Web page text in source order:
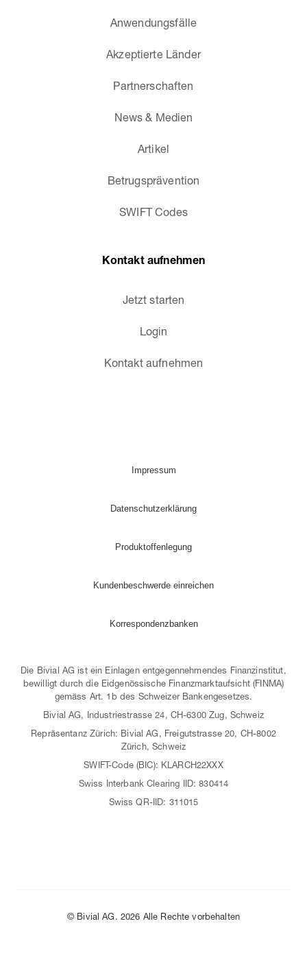
Anwendungsfälle
Akzeptierte Länder
Partnerschaften
News & Medien
Artikel
Betrugsprävention
SWIFT Codes
Kontakt aufnehmen
Jetzt starten
Login
Kontakt aufnehmen
Die Bivial AG ist ein Einlagen entgegennehmendes Finanzinstitut,
bewilligt durch die Eidgenössische Finanzmarktaufsicht (FINMA)
gemäss Art. 1b des Schweizer Bankengesetzes.
Bivial AG, Industriestrasse 24, CH-6300 Zug, Schweiz
Repräsentanz Zürich: Bivial AG, Freigutstrasse 20, CH-8002
Zürich, Schweiz
SWIFT-Code (BIC): KLARCH22XXX
Swiss Interbank Clearing IID: 830414
Swiss QR-IID: 311015
Impressum
Datenschutzerklärung
Produktoffenlegung
Kundenbeschwerde einreichen
Korrespondenzbanken
© Bivial AG. 2026 Alle Rechte vorbehalten